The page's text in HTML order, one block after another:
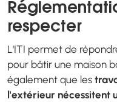
respecter
L'ITI permet de
pour bâtir une maison
également que les
l'extérieur nécessitent